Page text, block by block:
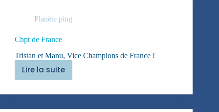
Planète ping
Chpt de France
Tristan et Manu, Vice Champions de France !
Lire la suite
Chpt
France